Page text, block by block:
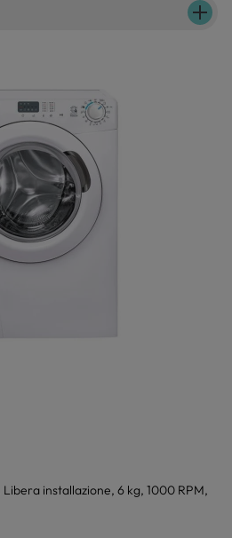
installazione, 6 kg, 1000 RPM,